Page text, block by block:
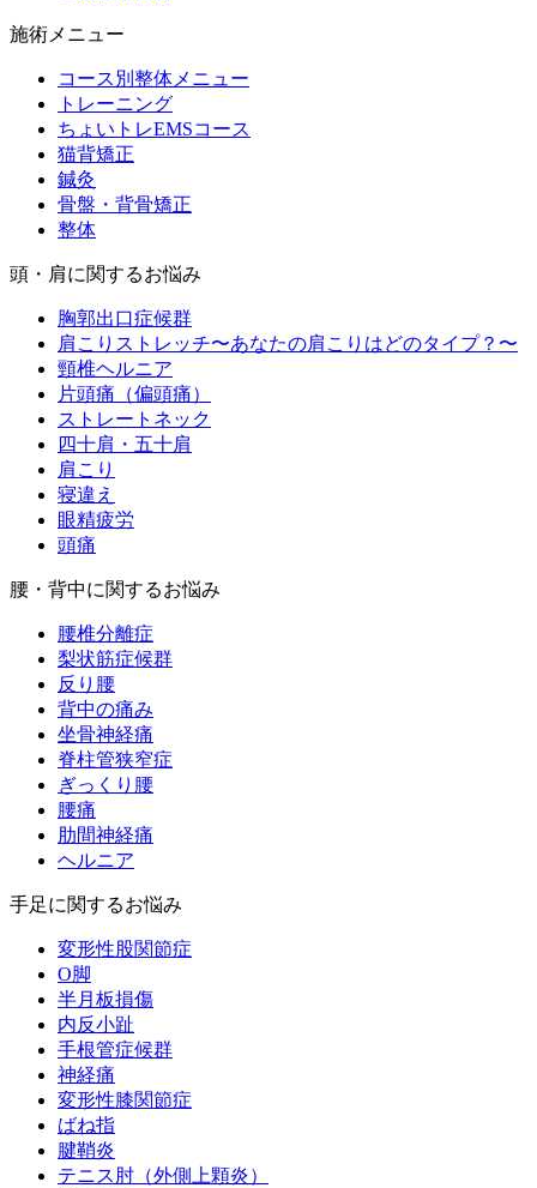
施術メニュー
コース別整体メニュー
トレーニング
ちょいトレEMSコース
猫背矯正
鍼灸
骨盤・背骨矯正
整体
頭・肩に関するお悩み
胸郭出口症候群
肩こりストレッチ〜あなたの肩こりはどのタイプ？〜
頸椎ヘルニア
片頭痛（偏頭痛）
ストレートネック
四十肩・五十肩
肩こり
寝違え
眼精疲労
頭痛
腰・背中に関するお悩み
腰椎分離症
梨状筋症候群
反り腰
背中の痛み
坐骨神経痛
脊柱管狭窄症
ぎっくり腰
腰痛
肋間神経痛
ヘルニア
手足に関するお悩み
変形性股関節症
O脚
半月板損傷
内反小趾
手根管症候群
神経痛
変形性膝関節症
ばね指
腱鞘炎
テニス肘（外側上顆炎）